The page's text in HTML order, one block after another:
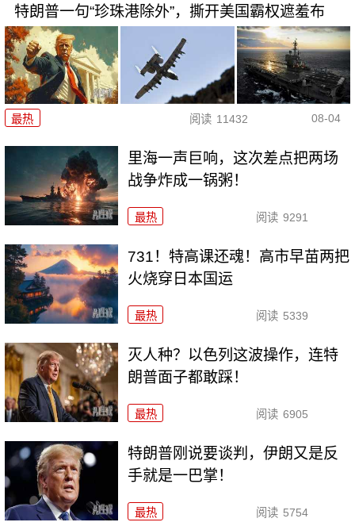
特朗普一句“珍珠港除外”，撕开美国霸权遮羞布
最热 阅读 11432 08-04
里海一声巨响，这次差点把两场
战争炸成一锅粥！
最热 阅读 9291
731！特高课还魂！高市早苗两把
火烧穿日本国运
最热 阅读 5339
灭人种？以色列这波操作，连特
朗普面子都敢踩！
最热 阅读 6905
特朗普刚说要谈判，伊朗又是反
手就是一巴掌！
最热 阅读 5754